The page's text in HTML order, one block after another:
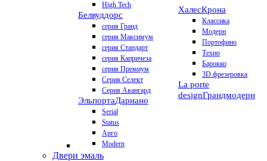
High Tech
Белвуддорс
серия Гранд
серия Максимум
серия Стандарт
серия Капричеза
серия Премиум
Серия Селект
Серия Авангард
ЭльпортаДариано
Serial
Status
Арго
Modern
ХалесКрона
Классика
Модерн
Портофино
Техно
Барокко
3D фрезеровка
La porte
designГрандмодерн
Двери эмаль